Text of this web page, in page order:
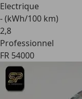
Electrique
- (kWh/100 km)
2,8
Professionnel
FR 54000